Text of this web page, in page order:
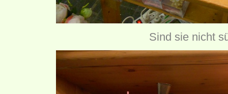
Sind sie nicht